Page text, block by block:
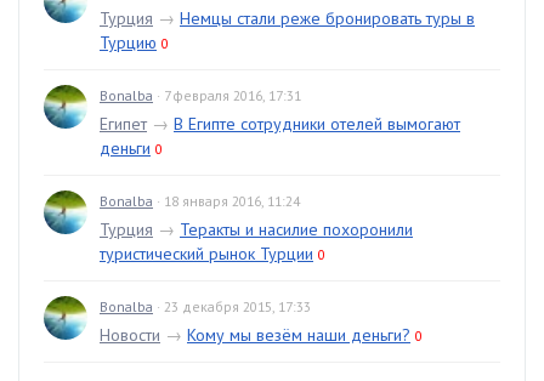
Турция → Немцы стали реже бронировать туры в
Турцию 0
Bonalba · 7 февраля 2016, 17:31
Египет→ В Египте сотрудники отелей вымогают
деньги 0
Bonalba · 18 января 2016, 11:24
Турция → Теракты и насилие похоронили
туристический рынок Турции 0
Bonalba · 23 декабря 2015, 17:33
Новости → Кому мы везём наши деньги? 0